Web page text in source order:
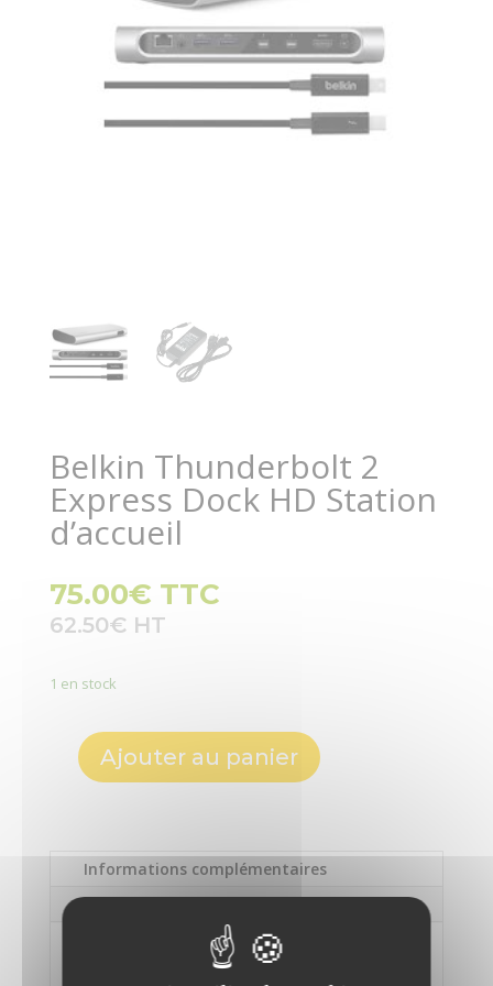
Belkin Thunderbolt 2
Express Dock HD Station
d’accueil
75.00€ TTC
62.50€
1 en stock
quantité
Express
Dock
Ajouter au panier
Informations complémentaires
Description
Informations